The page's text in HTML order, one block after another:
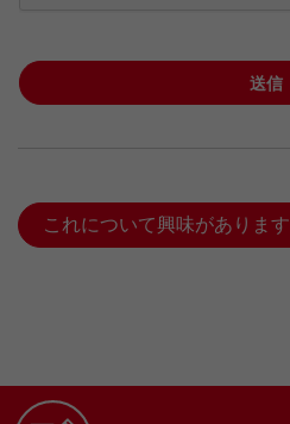
送信
これについて興味があります